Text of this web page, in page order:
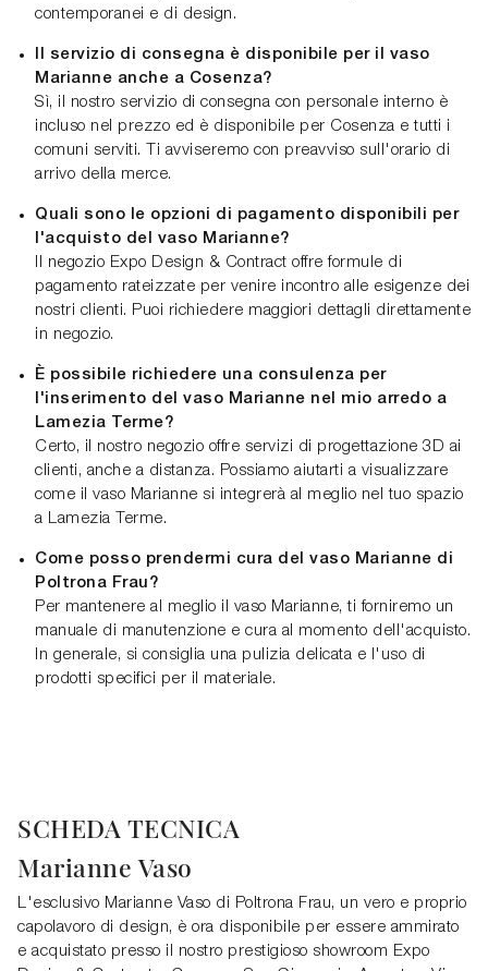
contemporanei e di design.
Il servizio di consegna è disponibile per il vaso
Marianne anche a Cosenza?
Sì, il nostro servizio di consegna con personale interno è
incluso nel prezzo ed è disponibile per Cosenza e tutti i
comuni serviti. Ti avviseremo con preavviso sull'orario di
arrivo della merce.
Quali sono le opzioni di pagamento disponibili per
l'acquisto del vaso Marianne?
Il negozio Expo Design & Contract offre formule di
pagamento rateizzate per venire incontro alle esigenze dei
nostri clienti. Puoi richiedere maggiori dettagli direttamente
in negozio.
È possibile richiedere una consulenza per
l'inserimento del vaso Marianne nel mio arredo a
Lamezia Terme?
Certo, il nostro negozio offre servizi di progettazione 3D ai
clienti, anche a distanza. Possiamo aiutarti a visualizzare
come il vaso Marianne si integrerà al meglio nel tuo spazio
a Lamezia Terme.
Come posso prendermi cura del vaso Marianne di
Poltrona Frau?
Per mantenere al meglio il vaso Marianne, ti forniremo un
manuale di manutenzione e cura al momento dell'acquisto.
In generale, si consiglia una pulizia delicata e l'uso di
prodotti specifici per il materiale.
SCHEDA TECNICA
Marianne Vaso
L'esclusivo Marianne Vaso di Poltrona Frau, un vero e proprio
capolavoro di design, è ora disponibile per essere ammirato
e acquistato presso il nostro prestigioso showroom Expo